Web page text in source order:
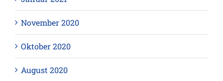
November 2020
Oktober 2020
August 2020